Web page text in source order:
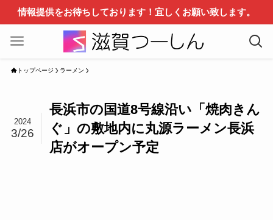
情報提供をお待ちしております！宜しくお願い致します。
トップページ ラーメン
長浜市の国道8号線沿い「焼肉きん
ぐ」の敷地内に丸源ラーメン長浜
店がオープン予定
2024
3/26